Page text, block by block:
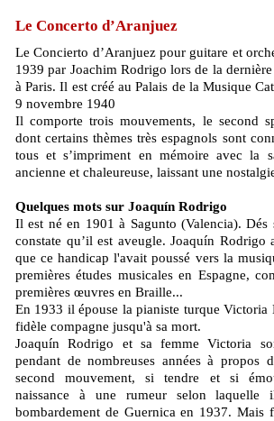
Le Concerto d’Aranjuez
Le Concierto d’Aranjuez pour guitare et orchestre est composé en
1939 par Joachim Rodrigo lors de la
à Paris. Il est créé au Palais de la Musique
9 novembre 1940
Il comporte trois mouvements, le second
dont certains thèmes très espagnols sont
tous et s’impriment en mémoire avec la
ancienne et chaleureuse, laissant une
Quelques mots sur Joaquín Rodrigo
Il est né en 1901 à Sagunto (Valencia). Dés
constate qu’il est aveugle. Joaquín Rodrigo
que ce handicap l'avait poussé vers la
premières études musicales en Espagne,
premières œuvres en Braille...
En 1933 il épouse la pianiste turque Victoria
fidèle compagne jusqu'à sa mort.
Joaquín Rodrigo et sa femme Victoria
pendant de nombreuses années à propos
second mouvement, si tendre et si
naissance à une rumeur selon laquelle
bombardement de Guernica en 1937. Mais